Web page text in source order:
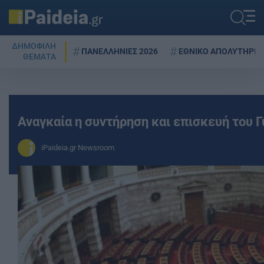
ΔΗΜΟΦΙΛΗ
ΘΕΜΑΤΑ
ΠΑΝΕΛΛΗΝΙΕΣ 2026 ΕΘΝΙΚΟ ΑΠΟΛΥΤΗΡΙΟ
Αναγκαία η συντήρηση και επισκευή του
iPaideia.gr Newsroom